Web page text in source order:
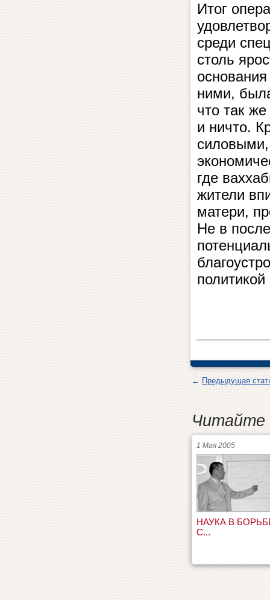
Итог
среди
столь
ними,
что так
и ничто.
где
жители
матери,
Не в
←Предыдущая
Читайте
1 Мая 2005
НАУКА В
С...